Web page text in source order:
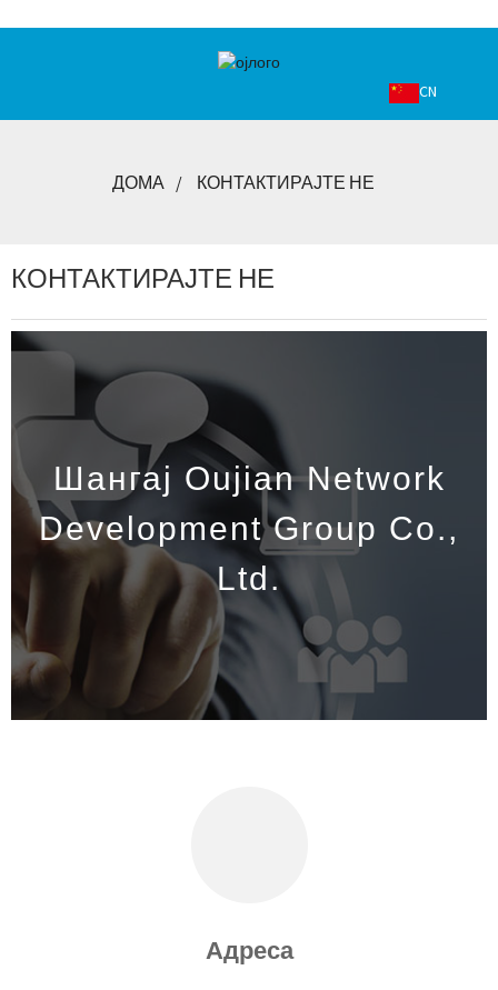
CN
ДОМА КОНТАКТИРАЈТЕ НЕ
КОНТАКТИРАЈТЕ НЕ
Шангај Oujian Network
Development Group Co.,
Ltd.
Адреса